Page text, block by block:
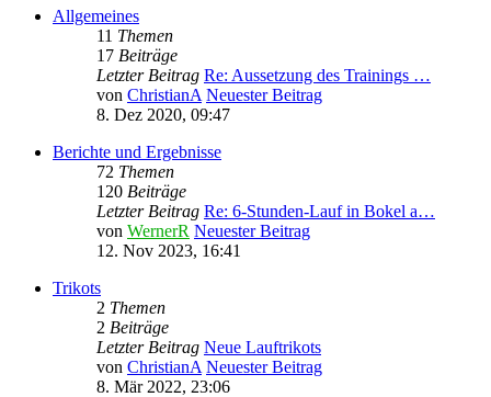
Allgemeines
11 Themen
17 Beiträge
Letzter Beitrag Re: Aussetzung des Trainings …
von ChristianA Neuester Beitrag
8. Dez 2020, 09:47
Berichte und Ergebnisse
72 Themen
120 Beiträge
Letzter Beitrag Re: 6-Stunden-Lauf in Bokel a…
von WernerR Neuester Beitrag
12. Nov 2023, 16:41
Trikots
2 Themen
2 Beiträge
Letzter Beitrag Neue Lauftrikots
von ChristianA Neuester Beitrag
8. Mär 2022, 23:06